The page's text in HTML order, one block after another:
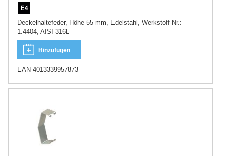
Deckelhaltefeder, Höhe 55 mm, Edelstahl, Werkstoff-Nr.:
1.4404, AISI 316L
Hinzufügen
EAN 4013339957873